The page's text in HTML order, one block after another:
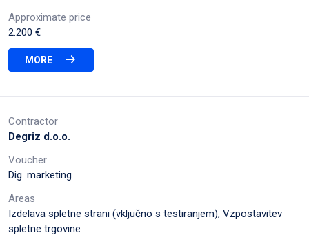
Approximate price
2.200 €
MORE
Contractor
Degriz d.o.o.
Voucher
Dig. marketing
Areas
Izdelava spletne strani (vključno s testiranjem), Vzpostavitev
spletne trgovine